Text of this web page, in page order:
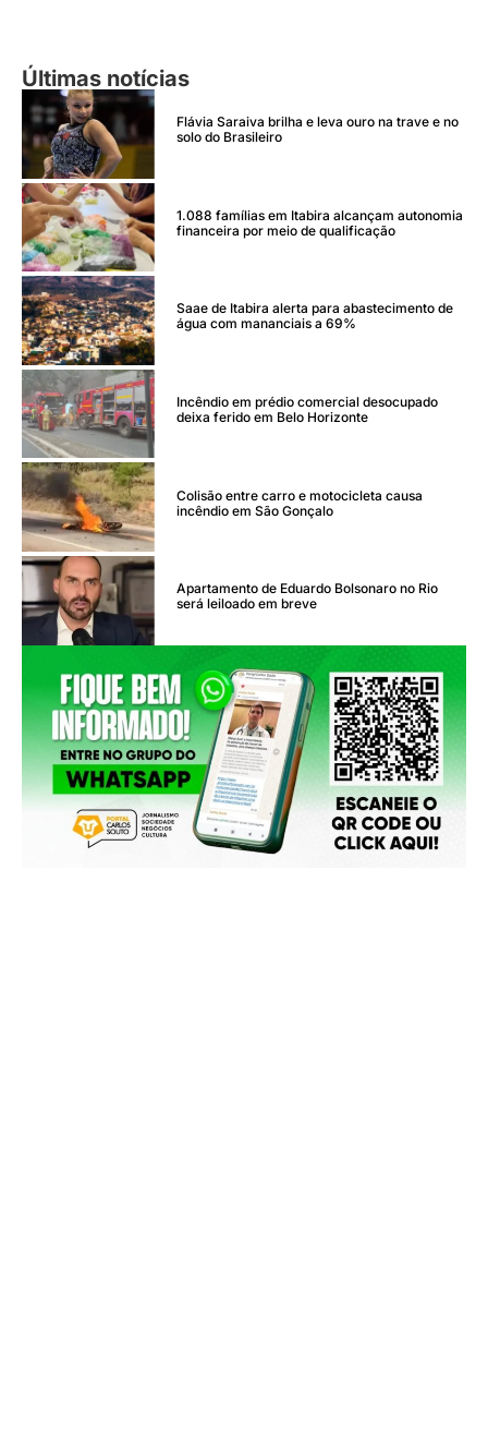
Últimas notícias
Flávia Saraiva brilha e leva ouro na trave e no
solo do Brasileiro
1.088 famílias em Itabira alcançam autonomia
financeira por meio de qualificação
Saae de Itabira alerta para abastecimento de
água com mananciais a 69%
Incêndio em prédio comercial desocupado
deixa ferido em Belo Horizonte
Colisão entre carro e motocicleta causa
incêndio em São Gonçalo
Apartamento de Eduardo Bolsonaro no Rio
será leiloado em breve